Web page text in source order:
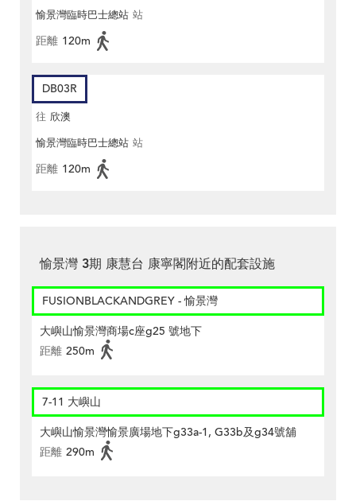
愉景灣臨時巴士總站 站
距離 120m
DB03R
往 欣澳
愉景灣臨時巴士總站 站
距離 120m
愉景灣 3期 康慧台 康寧閣附近的配套設施
FUSIONBLACKANDGREY - 愉景灣
大嶼山愉景灣商場c座g25 號地下
距離 250m
7-11 大嶼山
大嶼山愉景灣愉景廣場地下g33a-1, G33b及g34號舖
距離 290m